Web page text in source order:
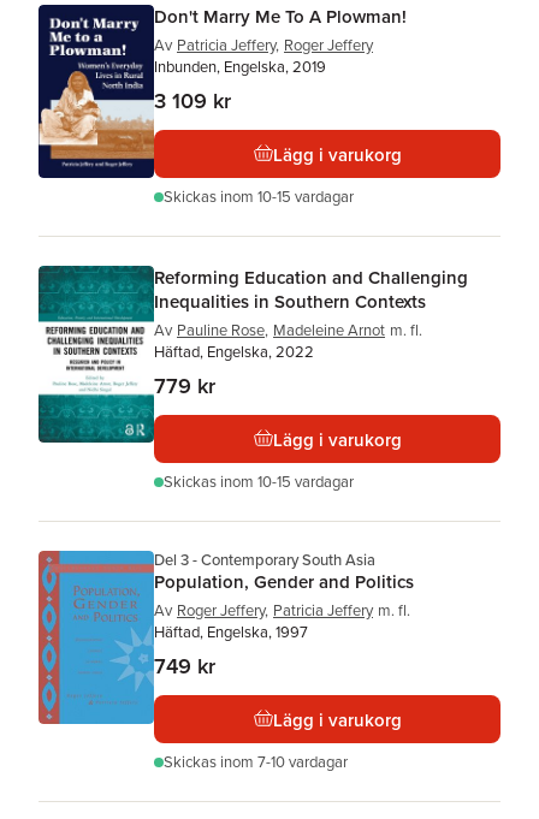
Don't Marry Me To A Plowman!
Av Patricia Jeffery, Roger Jeffery
Inbunden, Engelska, 2019
3 109 kr
Lägg i varukorg
Skickas inom 10-15 vardagar
Reforming Education and Challenging
Inequalities in Southern Contexts
Av Pauline Rose, Madeleine Arnot m. fl.
Häftad, Engelska, 2022
779 kr
Lägg i varukorg
Skickas inom 10-15 vardagar
Del 3 - Contemporary South Asia
Population, Gender and Politics
Av Roger Jeffery, Patricia Jeffery m. fl.
Häftad, Engelska, 1997
749 kr
Lägg i varukorg
Skickas inom 7-10 vardagar